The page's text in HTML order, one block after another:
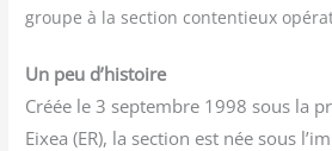
groupe à la sec­tion conten­tieux
Un peu d’histoire
Créée le 3 sep­tembre 1998 sous la
Eixea (ER), la sec­tion est née sous